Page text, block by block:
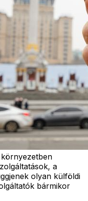
a
olyan külföldi
bármikor